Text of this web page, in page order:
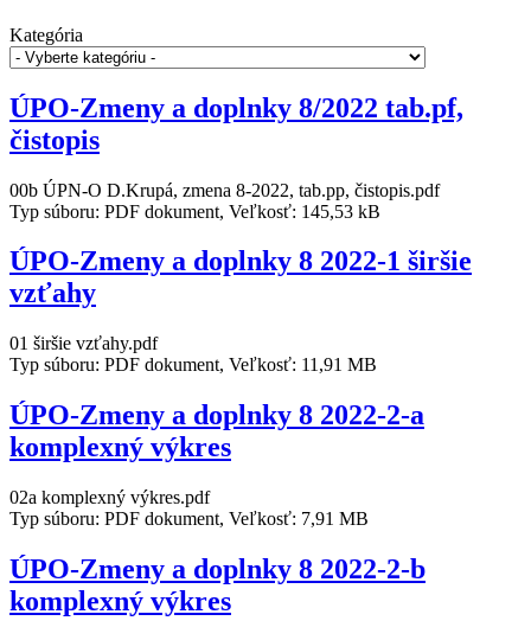
Kategória
ÚPO-Zmeny a doplnky 8/2022 tab.pf,
čistopis
00b ÚPN-O D.Krupá, zmena 8-2022, tab.pp, čistopis.pdf
Typ súboru: PDF dokument, Veľkosť: 145,53 kB
ÚPO-Zmeny a doplnky 8 2022-1 širšie
vzťahy
01 širšie vzťahy.pdf
Typ súboru: PDF dokument, Veľkosť: 11,91 MB
ÚPO-Zmeny a doplnky 8 2022-2-a
komplexný výkres
02a komplexný výkres.pdf
Typ súboru: PDF dokument, Veľkosť: 7,91 MB
ÚPO-Zmeny a doplnky 8 2022-2-b
komplexný výkres